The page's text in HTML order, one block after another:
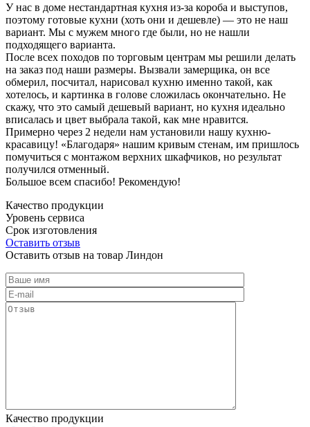
У нас в доме нестандартная кухня из-за короба и выступов,
поэтому готовые кухни (хоть они и дешевле) — это не наш
вариант. Мы с мужем много где были, но не нашли
подходящего варианта.
После всех походов по торговым центрам мы решили делать
на заказ под наши размеры. Вызвали замерщика, он все
обмерил, посчитал, нарисовал кухню именно такой, как
хотелось, и картинка в голове сложилась окончательно. Не
скажу, что это самый дешевый вариант, но кухня идеально
вписалась и цвет выбрала такой, как мне нравится.
Примерно через 2 недели нам установили нашу кухню-
красавицу! «Благодаря» нашим кривым стенам, им пришлось
помучиться с монтажом верхних шкафчиков, но результат
получился отменный.
Большое всем спасибо! Рекомендую!
Качество продукции
Уровень сервиса
Срок изготовления
Оставить отзыв
Оставить отзыв на товар Линдон
Качество продукции